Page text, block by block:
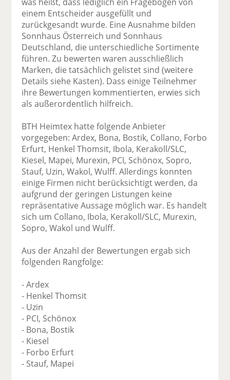
einem Entscheider ausgefüllt und
zurückgesandt wurde. Eine Ausnahme bilden
Sonnhaus Österreich und Sonnhaus
Deutschland, die unterschiedliche Sortimente
führen. Zu bewerten waren ausschließlich
Marken, die tatsächlich gelistet sind (weitere
Details siehe Kasten). Dass einige Teilnehmer
ihre Bewertungen kommentierten, erwies sich
als außerordentlich hilfreich.
BTH Heimtex hatte folgende Anbieter
vorgegeben: Ardex, Bona, Bostik, Collano, Forbo
Erfurt, Henkel Thomsit, Ibola, Kerakoll/SLC,
Kiesel, Mapei, Murexin, PCI, Schönox, Sopro,
Stauf, Uzin, Wakol, Wulff. Allerdings konnten
einige Firmen nicht berücksichtigt werden, da
aufgrund der geringen Listungen keine
repräsentative Aussage möglich war. Es handelt
sich um Collano, Ibola, Kerakoll/SLC, Murexin,
Sopro, Wakol und Wulff.
Aus der Anzahl der Bewertungen ergab sich
folgenden Rangfolge:
- Ardex
- Henkel Thomsit
- Uzin
- PCI, Schönox
- Bona, Bostik
- Kiesel
- Forbo Erfurt
- Stauf, Mapei